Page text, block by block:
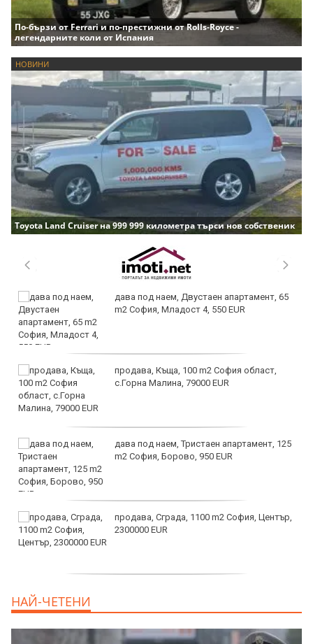
По-бързи от Ferrari и по-престижни от Rolls-Royce -
легендарните коли от Испания
НОВИНИ
Toyota Land Cruiser на 999 999 километра търси нов собственик
дава под наем, Двустаен апартамент, 65
m2 София, Младост 4, 550 EUR
продава, Къща, 100 m2 София област,
с.Горна Малина, 79000 EUR
дава под наем, Тристаен апартамент, 125
m2 София, Борово, 950 EUR
продава, Сграда, 1100 m2 София, Център,
2300000 EUR
НАЙ-ЧЕТЕНИ